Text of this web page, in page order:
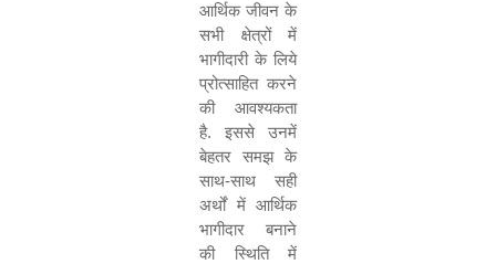
आर्थिक जीवन के
सभी क्षेत्रों में
भागीदारी के लिये
प्रोत्साहित करने
की आवश्यकता
है. इससे उनमें
बेहतर समझ के
साथ-साथ सही
अर्थों में आर्थिक
भागीदार बनाने
की स्थिति में